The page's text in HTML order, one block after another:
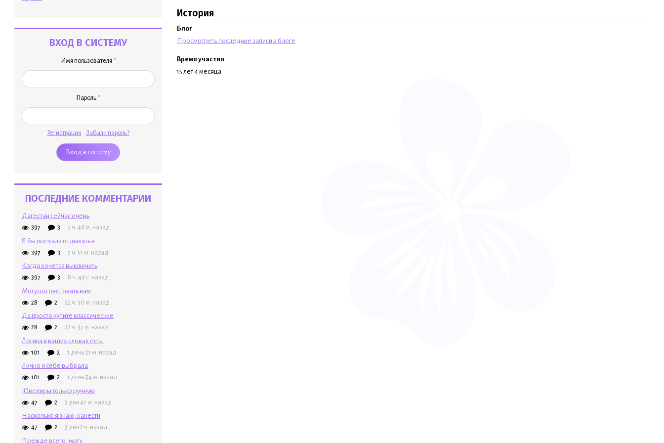
ВХОД В СИСТЕМУ
Имя пользователя *
Пароль *
Регистрация Забыли пароль?
ПОСЛЕДНИЕ КОММЕНТАРИИ
Дагестан сейчас очень
397 3 7 ч. 48 м. назад
Я бы поехала отдыхать в
397 3 7 ч. 51 м. назад
Когда хочется выключить
397 3 8 ч. 49 с. назад
Могу посоветовать вам
28 2 22 ч. 30 м. назад
Да просто купите классические
28 2 22 ч. 37 м. назад
Логика в ваших словах есть.
101 2 1 день 21 м. назад
Лично я себе выбрала
101 2 1 день 54 м. назад
Ювелиры только ручную
47 2 3 дня 47 м. назад
Насколько я знаю, нанести
47 2 3 дня 2 ч. назад
Прежде всего, могу
История
Блог
Просмотреть последние записи в блоге
Время участия
15 лет 4 месяца